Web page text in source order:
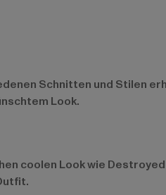
Schnitten und Stilen
Look.
coolen Look wie